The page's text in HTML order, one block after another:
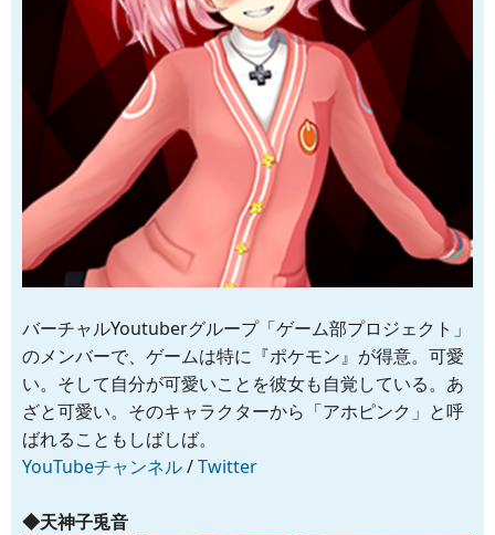
バーチャルYoutuberグループ「ゲーム部プロジェクト」
のメンバーで、ゲームは特に『ポケモン』が得意。可愛
い。そして自分が可愛いことを彼女も自覚している。あ
ざと可愛い。そのキャラクターから「アホピンク」と呼
ばれることもしばしば。
YouTubeチャンネル/Twitter
◆天神子兎音